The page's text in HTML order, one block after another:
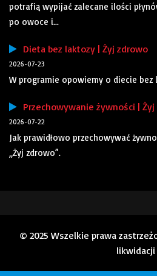
potrafią wypijać zalecane ilości
po owoce i...
Dieta bez laktozy | Żyj zdrowo
2026-07-23
W programie opowiemy o diecie bez
Przechowywanie żywności |
2026-07-22
Jak prawidłowo przechowywać
„Żyj zdrowo”.
© 2025 Wszelkie prawa
likwidacji